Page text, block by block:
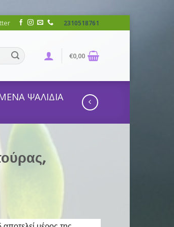
2310518761
€0,00
ΨΑΛΙΔΙΑ